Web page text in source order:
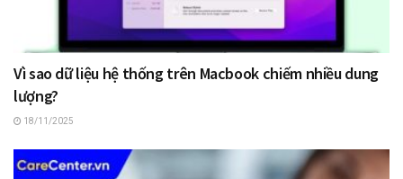
Vì sao dữ liệu hệ thống trên Macbook chiếm nhiều dung
lượng?
18/11/2025